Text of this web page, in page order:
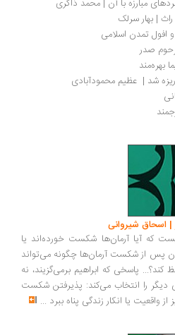
با آن | محمد ذاکری
سرلک
اسلامی
|  عظیم محمودآبادی
شیروانی
آرمان‌ها شکست خورده‌اند یا
شکست آرمان‌ها چگونه می‌تواند
که ابراهیم برمی‌گزیند، نه
انتخاب می‌کند: پذیرفتن شکست
یا انکار زندگی پناه ببرد...